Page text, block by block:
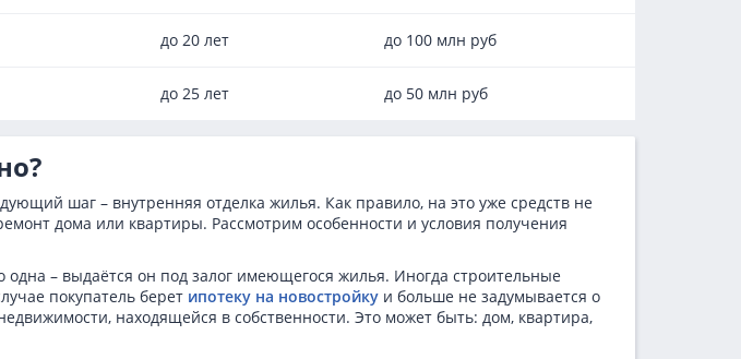
до 20 лет до 100 млн руб
до 25 лет до 50 млн руб
шаг – внутренняя отделка жилья. Как правило, на это уже средств не
дома или квартиры. Рассмотрим особенности и условия получения
– выдаётся он под залог имеющегося жилья. Иногда строительные
покупатель берет ипотеку на новостройку и больше не задумывается о
находящейся в собственности. Это может быть: дом, квартира,